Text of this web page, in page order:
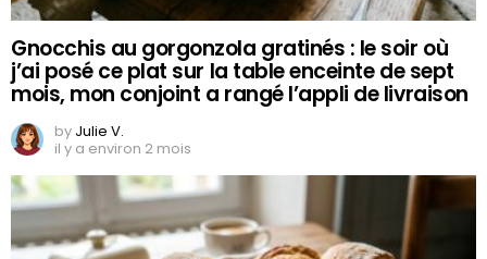
Gnocchis au gorgonzola gratinés : le soir où
j’ai posé ce plat sur la table enceinte de sept
mois, mon conjoint a rangé l’appli de livraison
by Julie V.
il y a environ 2 mois